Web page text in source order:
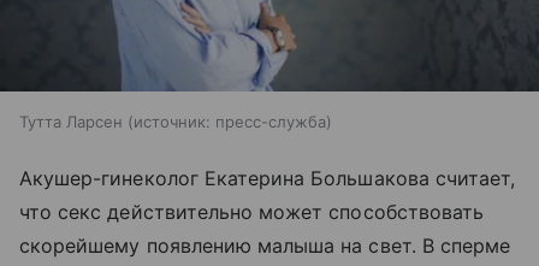
Тутта Ларсен источник: пресс-служба
Акушер-гинеколог Екатерина Большакова считает,
что секс действительно может способствовать
скорейшему появлению малыша на свет. В сперме